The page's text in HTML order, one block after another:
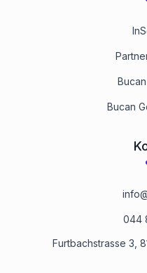
Bucan
044
Furtbachstrasse 3,